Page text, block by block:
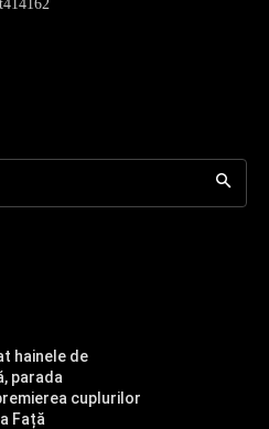
hainele de
parada
cuplurilor
Față